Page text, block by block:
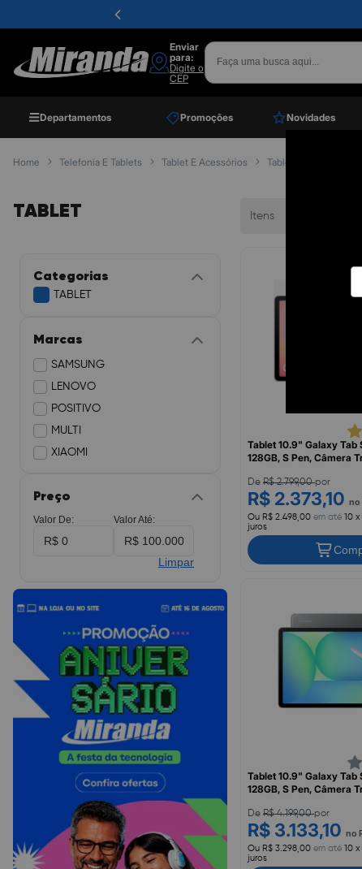
Enviar
para:
Digite o
CEP
Departamentos Promoções Novidades
Home Telefonia E Tablets Tablet E Acessórios Tablet
TABLET Itens
Categorias
TABLET
Marcas
SAMSUNG
LENOVO
POSITIVO
MULTI
XIAOMI
Preço
Valor De: Valor Até:
Limpar
Tablet 10.9" Galaxy Tab
128GB, S Pen, Câmera
De R$ 2.799,00por
R$ 2.373,10 no
Ou R$ 2.498,00 em até 10 x
juros
Tablet 10.9" Galaxy Tab
128GB, S Pen, Câmera
De R$ 4.199,00por
R$ 3.133,10 no
Ou R$ 3.298,00 em até 10 x
juros